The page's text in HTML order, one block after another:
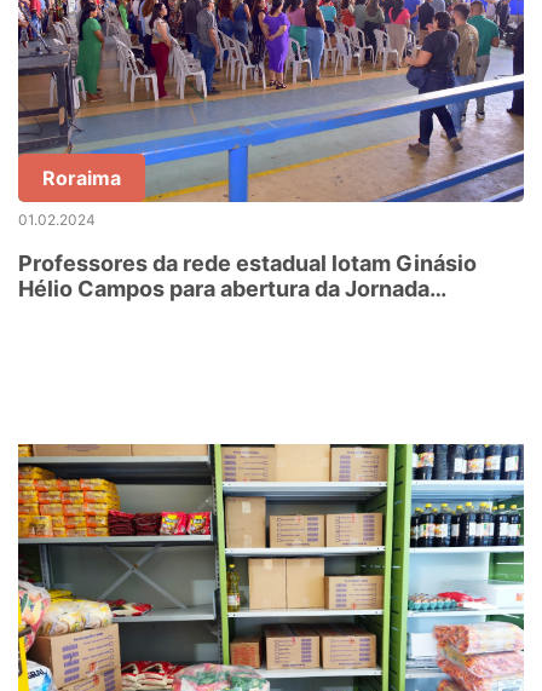
Roraima
01.02.2024
Professores da rede estadual lotam Ginásio
Hélio Campos para abertura da Jornada